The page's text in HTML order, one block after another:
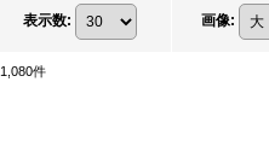
表示数: 画像:
1,080件